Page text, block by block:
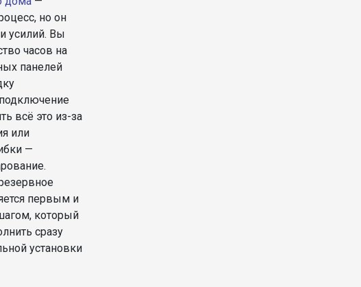
но он
усилий. Вы
часов на
панелей
всё это из-за
или
—
первым и
который
сразу
установки